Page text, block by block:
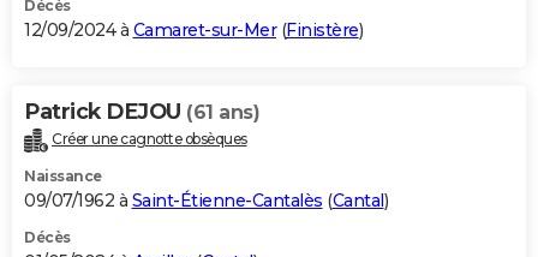
Décès
12/09/2024 à Camaret-sur-Mer(Finistère)
Patrick DEJOU (61 ans)
Créer une cagnotte obsèques
Naissance
09/07/1962 à Saint-Étienne-Cantalès (Cantal )
Décès